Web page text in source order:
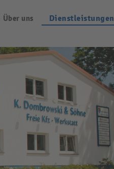
Über uns Dienstleistungen